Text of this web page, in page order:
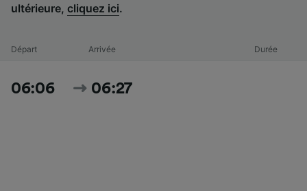
ultérieure, cliquez ici.
Départ Arrivée Durée
06:06 06:27